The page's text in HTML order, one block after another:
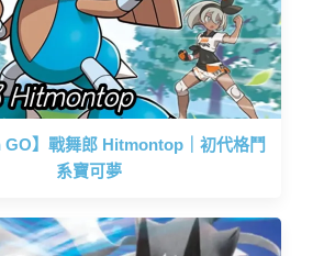
GO】戰舞郎 Hitmontop｜初代格鬥
系寶可夢